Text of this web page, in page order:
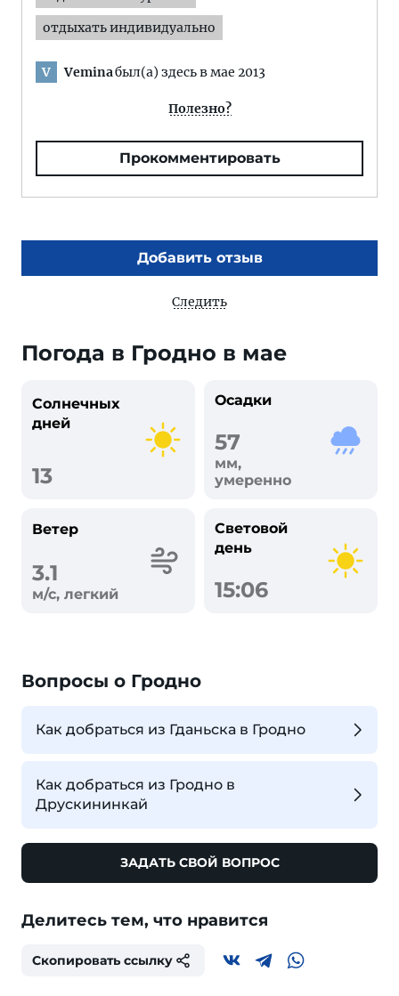
отдыхать индивидуально
V Veminaбыл(а) здесь в мае 2013
Полезно?
Прокомментировать
Добавить отзыв
Следить
Погода в Гродно в мае
Солнечных
дней
13
Осадки
57
мм,
умеренно
Ветер
3.1
м/с, легкий
Световой
день
15:06
Вопросы о Гродно
Как добраться из Гданьска в Гродно
Как добраться из Гродно в
Друскининкай
ЗАДАТЬ СВОЙ ВОПРОС
Делитесь тем, что нравится
Скопировать ссылку